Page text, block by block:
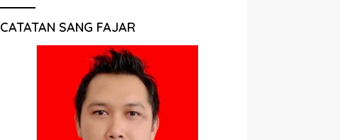
CATATAN SANG FAJAR